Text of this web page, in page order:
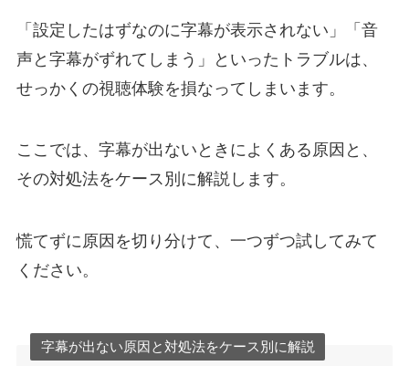
「設定したはずなのに字幕が表示されない」「音
声と字幕がずれてしまう」といったトラブルは、
せっかくの視聴体験を損なってしまいます。
ここでは、字幕が出ないときによくある原因と、
その対処法をケース別に解説します。
慌てずに原因を切り分けて、一つずつ試してみて
ください。
字幕が出ない原因と対処法をケース別に解説